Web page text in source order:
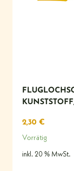
2,30 €
Vorrätig
inkl. 20 % MwSt.